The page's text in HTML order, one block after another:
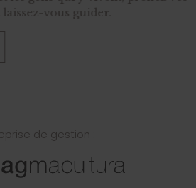
guider.
de gestion :